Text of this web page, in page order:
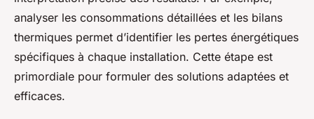
analyser les consommations détaillées et les bilans
thermiques permet d’identifier les pertes énergétiques
spécifiques à chaque installation. Cette étape est
primordiale pour formuler des solutions adaptées et
efficaces.